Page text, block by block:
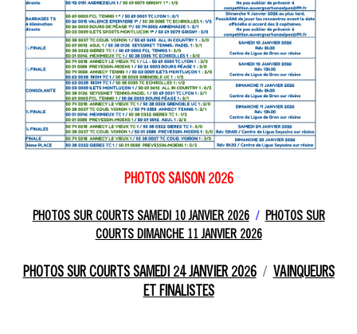
PHOTOS SAISON 2026
PHOTOS SUR COURTS SAMEDI 10 JANVIER 2026/
PHOTOS SUR
COURTS DIMANCHE 11 JANVIER 2026
PHOTOS SUR COURTS SAMEDI 24 JANVIER 2026/ VAINQUEURS
ET FINALISTES